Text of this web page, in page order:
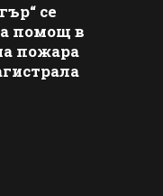
се
помощ в
пожара